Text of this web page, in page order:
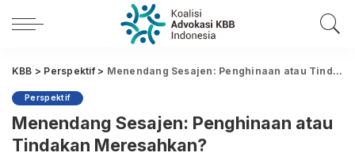
KBB > Perspektif> Menendang Sesajen: Penghinaan atau Tindakan Meresahkan?
Perspektif
Menendang Sesajen: Penghinaan atau
Tindakan Meresahkan?